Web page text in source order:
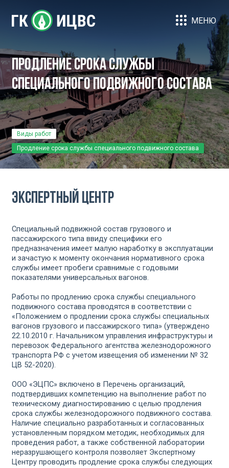
МЕНЮ
Продление срока службы
специального подвижного состава
Виды работ
Продление срока службы специального подвижного состава
Экспертный Центр
Специальный подвижной состав грузового и
пассажирского типа ввиду специфики его
предназначения имеет малую наработку в эксплуатации
и зачастую к моменту окончания нормативного срока
службы имеет пробеги сравнимые с годовыми
показателями универсальных вагонов.
Работы по продлению срока службы специального
подвижного состава проводятся в соответствии с
«Положением о продлении срока службы специальных
вагонов грузового и пассажирского типа» (утверждено
22.10.2010 г. Начальником управления инфраструктуры и
перевозок Федерального агентства железнодорожного
транспорта РФ с учетом извещения об изменении № 32
ЦВ 52-2020).
ООО «ЭЦПС» включено в Перечень организаций,
подтвердивших компетенцию на выполнение работ по
техническому диагностированию с целью продления
срока службы железнодорожного подвижного состава.
Наличие специально разработанных и согласованных
установленным порядком методик, необходимых для
проведения работ, а также собственной лаборатории
неразрушающего контроля позволяет Экспертному
Центру проводить продление срока службы следующих